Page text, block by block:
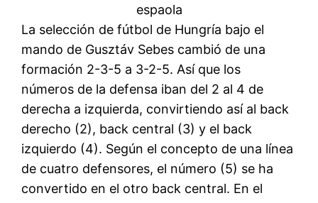
La selección de fútbol de Hungría bajo el
mando de Gusztáv Sebes cambió de una
formación 2-3-5 a 3-2-5. Así que los
números de la defensa iban del 2 al 4 de
derecha a izquierda, convirtiendo así al back
derecho (2), back central (3) y el back
izquierdo (4). Según el concepto de una línea
de cuatro defensores, el número (5) se ha
convertido en el otro back central. En el